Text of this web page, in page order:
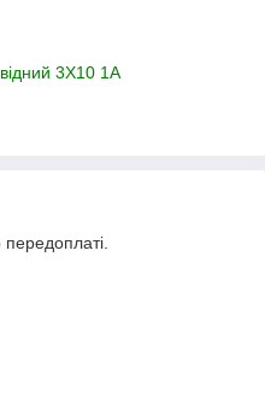
3X10 1A
передоплаті.